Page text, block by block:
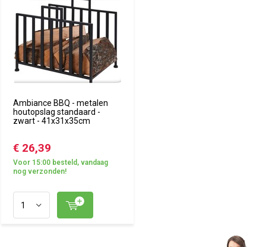
Ambiance BBQ - metalen
houtopslag standaard -
zwart - 41x31x35cm
€ 26,39
Voor 15:00 besteld, vandaag
nog verzonden!